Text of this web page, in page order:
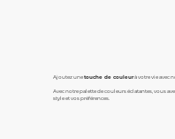
Ajoutez unetouche de couleurà votre vie avec
Avec notre palette de couleurs éclatantes, vous
style et vos préférences.